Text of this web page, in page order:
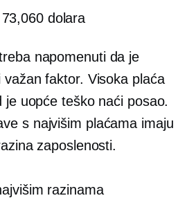
dolara
napomenuti da je
faktor. Visoka plaća
je uopće teško naći posao.
s najvišim plaćama imaju
zaposlenosti.
razinama